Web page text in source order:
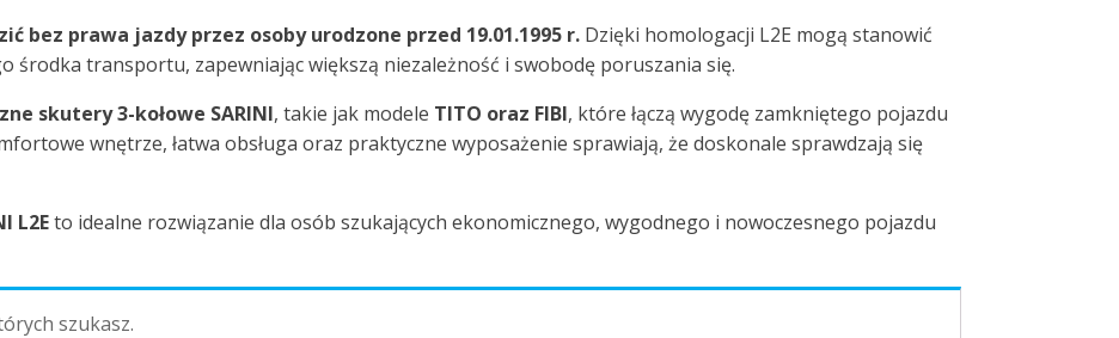
bez prawa jazdy przez osoby urodzone przed 19.01.1995 r. Dzięki homologacji L2E mogą stanowić
środka transportu, zapewniając większą niezależność i swobodę poruszania się.
skutery 3-kołowe SARINI, takie jak modele TITO oraz FIBI, które łączą wygodę zamkniętego pojazdu
wnętrze, łatwa obsługa oraz praktyczne wyposażenie sprawiają, że doskonale sprawdzają się
L2Eto idealne rozwiązanie dla osób szukających ekonomicznego, wygodnego i nowoczesnego pojazdu
szukasz.